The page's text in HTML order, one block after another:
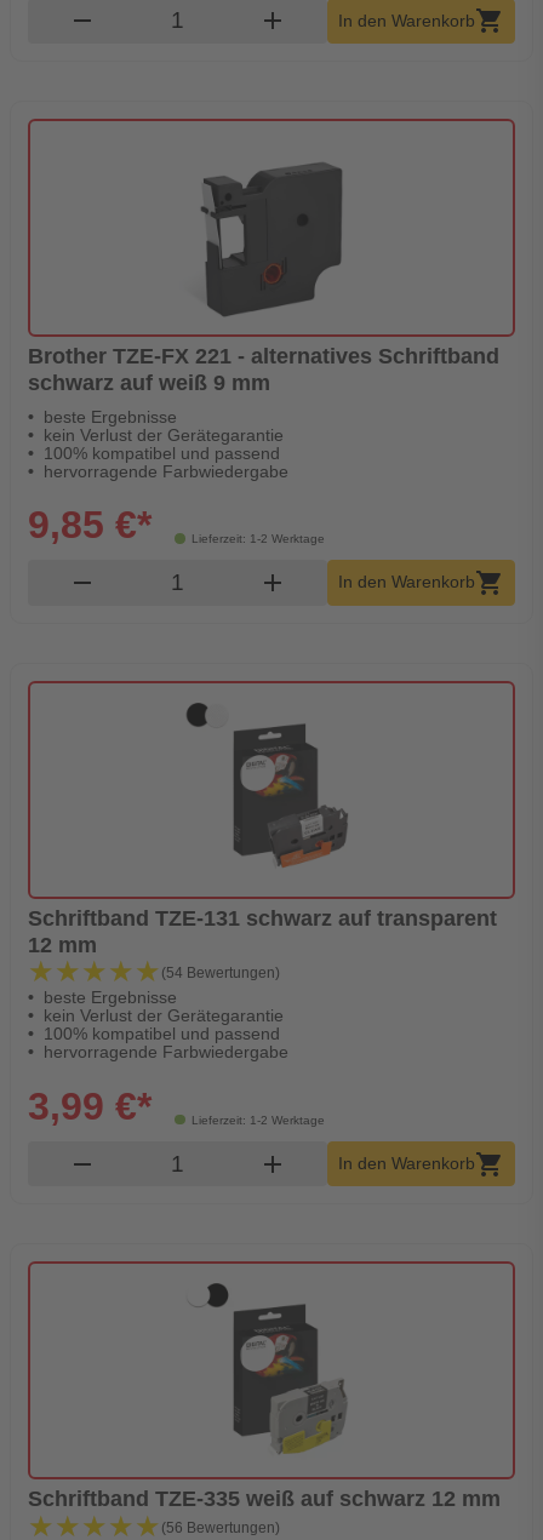
remove Produkt Warenkorb Menge
add In den Warenkorb shopping_cart
Brother TZE-FX 221 - alternatives Schriftband
schwarz auf weiß 9 mm
beste Ergebnisse
kein Verlust der Gerätegarantie
100% kompatibel und passend
hervorragende Farbwiedergabe
Lieferzeit: 1-2 Werktage
9,85 €*
remove Produkt Warenkorb Menge
add In den Warenkorbshopping_cart
Schriftband TZE-131 schwarz auf transparent
12 mm
★★★★★
★★★★★ (54 Bewertungen)
beste Ergebnisse
kein Verlust der Gerätegarantie
100% kompatibel und passend
hervorragende Farbwiedergabe
Lieferzeit: 1-2 Werktage
3,99 €*
remove Produkt Warenkorb Menge
add In den Warenkorbshopping_cart
Schriftband TZE-335 weiß auf schwarz 12 mm
★★★★★
★★★★★ (56 Bewertungen)